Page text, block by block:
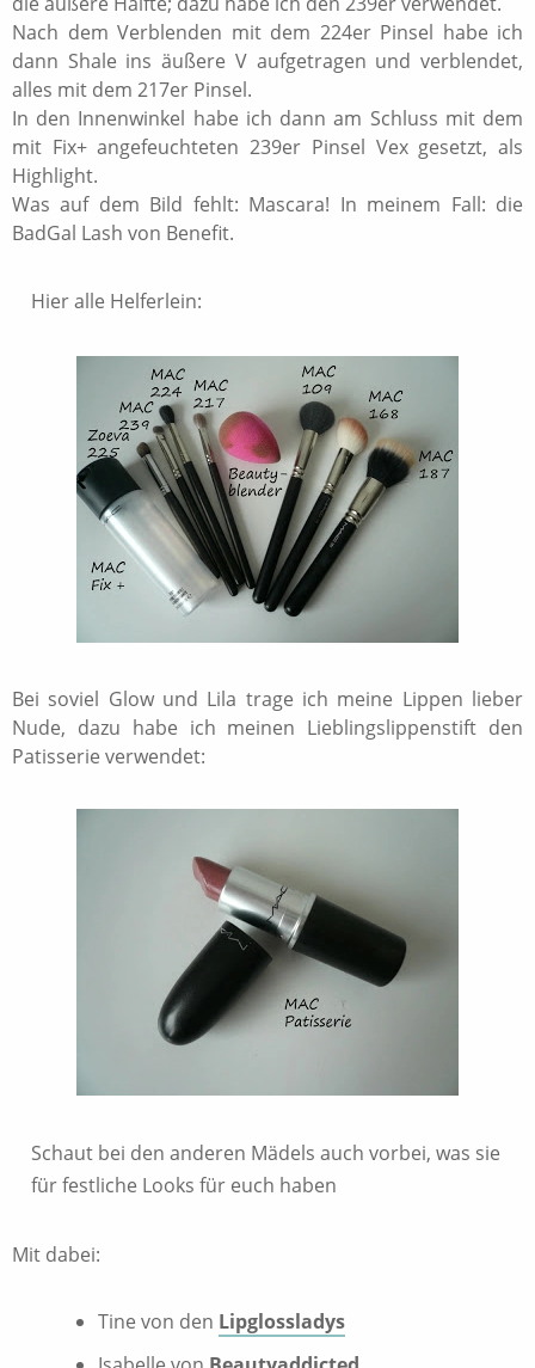
Nach dem Verblenden mit dem 224er Pinsel habe ich
dann Shale ins äußere V aufgetragen und verblendet,
alles mit dem 217er Pinsel.
In den Innenwinkel habe ich dann am Schluss mit dem
mit Fix+ angefeuchteten 239er Pinsel Vex gesetzt, als
Highlight.
Was auf dem Bild fehlt: Mascara! In meinem Fall: die
BadGal Lash von Benefit.
Hier alle Helferlein:
Bei soviel Glow und Lila trage ich meine Lippen lieber
Nude, dazu habe ich meinen Lieblingslippenstift den
Patisserie verwendet:
Schaut bei den anderen Mädels auch vorbei, was sie
für festliche Looks für euch haben
Mit dabei:
Tine von den Lipglossladys